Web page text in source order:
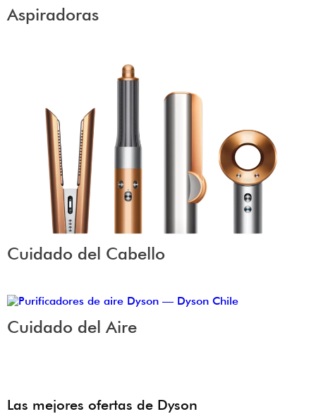
Aspiradoras
Cuidado del Cabello
Cuidado del Aire
Las mejores ofertas de Dyson